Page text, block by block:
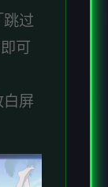
跳过
可
白屏